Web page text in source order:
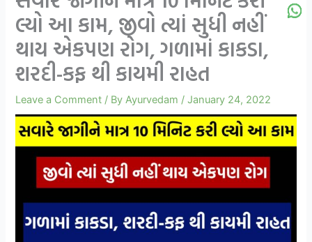
લ્યો આ કામ, જીવો ત્યાં સુધી નહીં
થાય એકપણ રોગ, ગળામાં કાકડા,
શરદી-કફ થી કાયમી રાહત
Leave a Comment / ByAyurvedam /January 24, 2022